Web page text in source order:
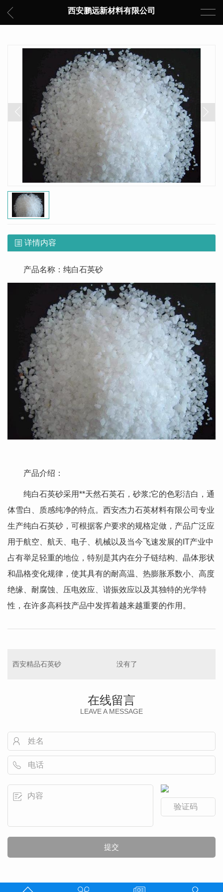
西安鹏远新材料有限公司
详情内容
产品名称：纯白石英砂
产品介绍：
纯白石英砂采用**天然石英石，砂浆;它的色彩洁白，通
体雪白、质感纯净的特点。西安杰力石英材料有限公司专业
生产纯白石英砂，可根据客户要求的规格定做，产品广泛应
用于航空、航天、电子、机械以及当今飞速发展的IT产业中
占有举足轻重的地位，特别是其内在分子链结构、晶体形状
和晶格变化规律，使其具有的耐高温、热膨胀系数小、高度
绝缘、耐腐蚀、压电效应、谐振效应以及其独特的光学特
性，在许多高科技产品中发挥着越来越重要的作用。
西安精品石英砂 没有了
在线留言
LEAVE A MESSAGE